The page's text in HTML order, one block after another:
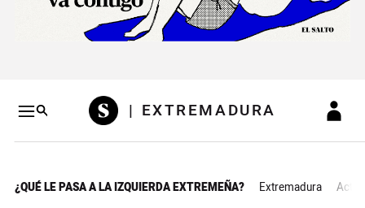
| EXTREMADURA
¿QUÉ LE PASA A LA IZQUIERDA EXTREMEÑA? Extremadura